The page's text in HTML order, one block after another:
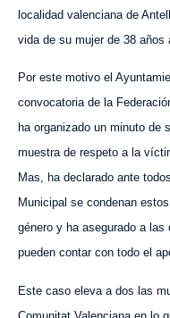
localidad valenciana de
vida de su mujer de 38 años
Por este motivo el
convocatoria de la
ha organizado un minuto de
muestra de respeto a la
Mas, ha declarado ante
Municipal se condenan
género y ha asegurado a
pueden contar con todo el
Este caso eleva a dos las